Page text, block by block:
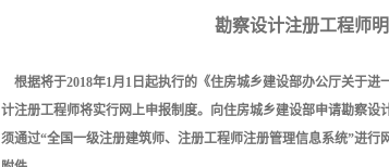
勘察设计注册工程师
根据将于2018年1月1日起执行的《住房城乡建设部办公厅关于
计注册工程师将实行网上申报制度。向住房城乡建设部申请勘察设
须通过“全国一级注册建筑师、注册工程师注册管理信息系统”进行